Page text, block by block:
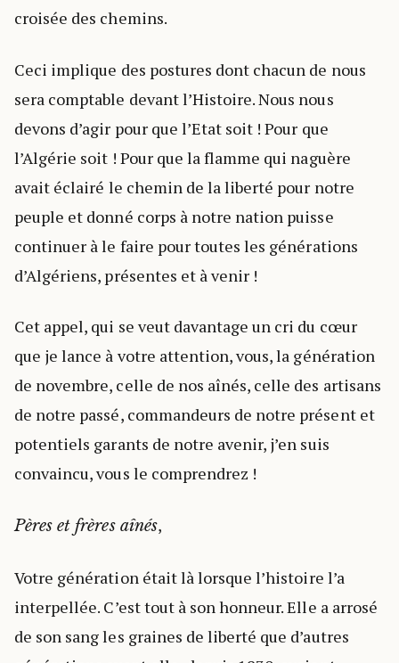
croisée des chemins.
Ceci implique des postures dont chacun de nous
sera comptable devant l’Histoire. Nous nous
devons d’agir pour que l’Etat soit ! Pour que
l’Algérie soit ! Pour que la flamme qui naguère
avait éclairé le chemin de la liberté pour notre
peuple et donné corps à notre nation puisse
continuer à le faire pour toutes les générations
d’Algériens, présentes et à venir !
Cet appel, qui se veut davantage un cri du cœur
que je lance à votre attention, vous, la génération
de novembre, celle de nos aînés, celle des artisans
de notre passé, commandeurs de notre présent et
potentiels garants de notre avenir, j’en suis
convaincu, vous le comprendrez !
Pères et frères aînés,
Votre génération était là lorsque l’histoire l’a
interpellée. C’est tout à son honneur. Elle a arrosé
de son sang les graines de liberté que d’autres